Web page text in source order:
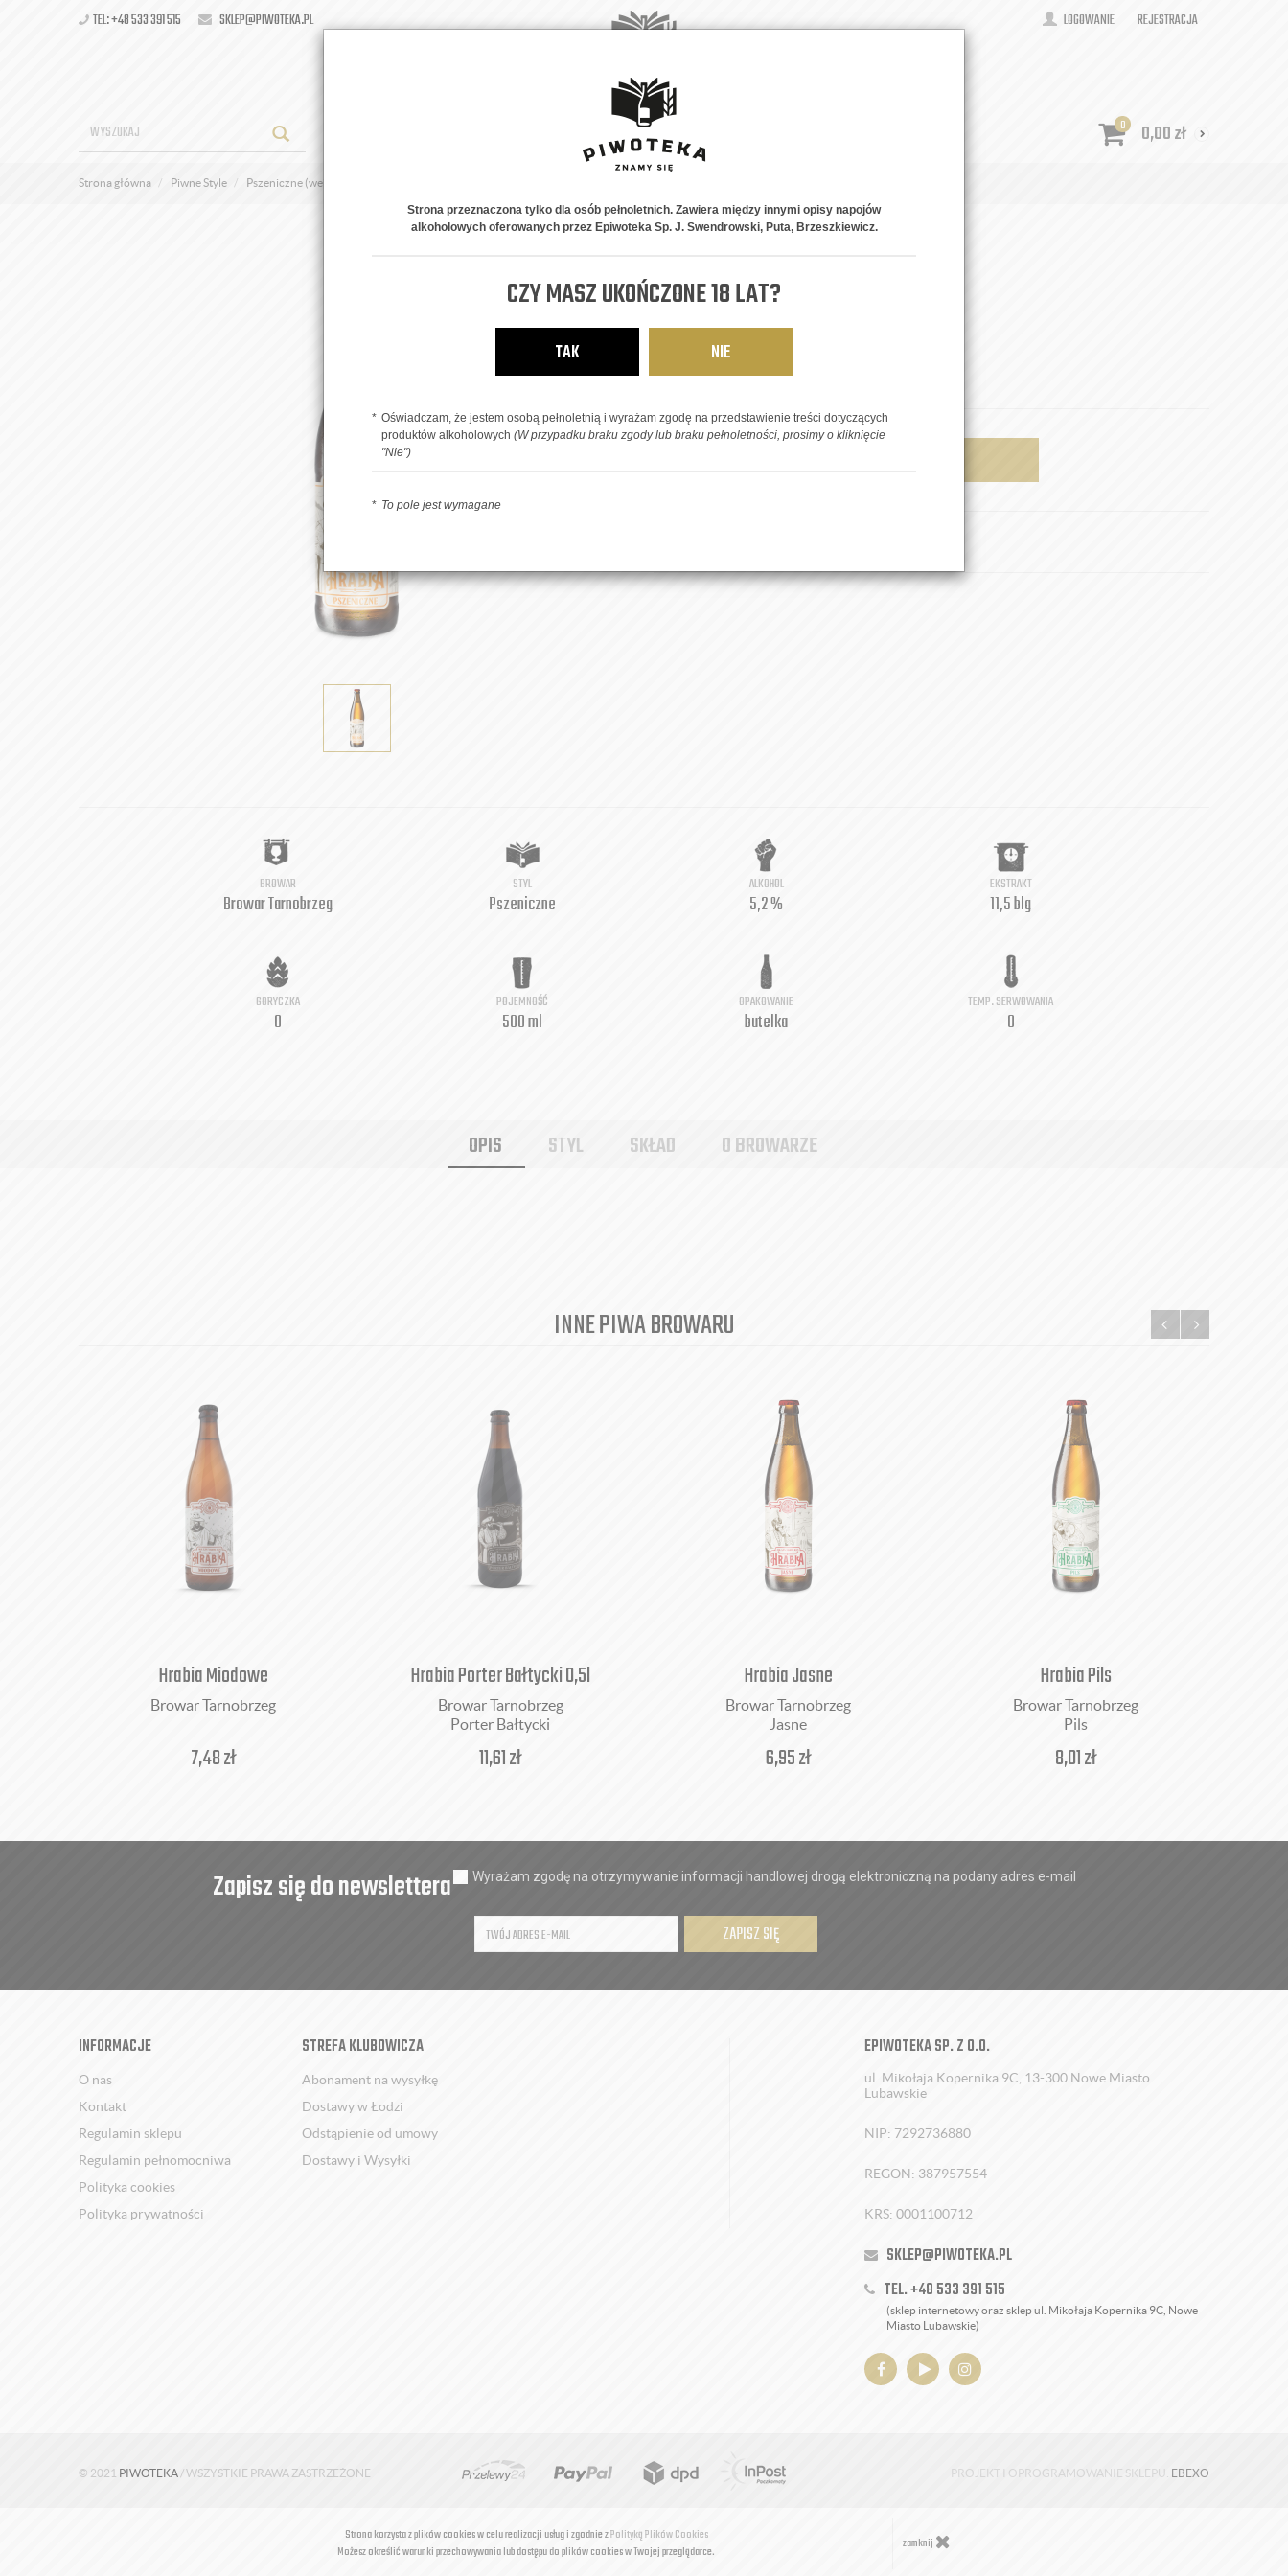
TEL: +48 533 391 515 SKLEP@PIWOTEKA.PL LOGOWANIE REJESTRACJA
PIWNE STYLE NA PREZENT 0 0,00zł
Strona główna Piwne Style Pszeniczne (weizenbier)
Hrabia Pszeniczne
PSZENICZNE
7,48zł
BROWAR
Browar Tarnobrzeg
STYL
Pszeniczne
ALKOHOL
5,2 %
EKSTRAKT
11,5 blg
GORYCZKA
0
POJEMNOŚĆ
500 ml
OPAKOWANIE
butelka
TEMP. SERWOWANIA
0
OPIS STYL SKŁAD O BROWARZE
INNE PIWA BROWARU
Hrabia Miodowe
Browar Tarnobrzeg
7,48zł
Hrabia Porter Bałtycki 0,5l
Browar Tarnobrzeg
Porter Bałtycki
11,61zł
Hrabia Jasne
Browar Tarnobrzeg
Jasne
6,95zł
Hrabia Pils
Browar Tarnobrzeg
Pils
8,01zł
Zapisz się do newslettera Wyrażam zgodę na otrzymywanie informacji handlowej drogą elektroniczną na podany adres e-mail
ZAPISZ SIĘ
INFORMACJE
O nas
Kontakt
Regulamin sklepu
Regulamin pełnomocniwa
Polityka cookies
Polityka prywatności
STREFA KLUBOWICZA
Abonament na wysyłkę
Dostawy w Łodzi
Odstąpienie od umowy
Dostawy i Wysyłki
EPIWOTEKA SP. Z O.O.
ul. Mikołaja Kopernika 9C, 13-300 Nowe Miasto
Lubawskie
NIP: 7292736880
REGON: 387957554
KRS: 0001100712
SKLEP@PIWOTEKA.PL
TEL. +48 533 391 515
(sklep internetowy oraz sklep ul. Mikołaja Kopernika 9C, Nowe
Miasto Lubawskie)
© 2021 PIWOTEKA / WSZYSTKIE PRAWA ZASTRZEŻONE PROJEKT I OPROGRAMOWANIE SKLEPU: EBEXO
Strona korzysta z plików cookies w celu realizacji usług i zgodnie zPolityką Plików Cookies
Możesz określić warunki przechowywania lub dostępu do plików cookies w Twojej przeglądarce.
zamknij
Strona przeznaczona tylko dla osób pełnoletnich. Zawiera między innymi opisy napojów
alkoholowych oferowanych przez Epiwoteka Sp. J. Swendrowski, Puta, Brzeszkiewicz.
CZY MASZ UKOŃCZONE 18 LAT?
TAK NIE
Oświadczam, że jestem osobą pełnoletnią i wyrażam zgodę na przedstawienie treści dotyczących
produktów alkoholowych (W przypadku braku zgody lub braku pełnoletności, prosimy o kliknięcie
"Nie")
To pole jest wymagane